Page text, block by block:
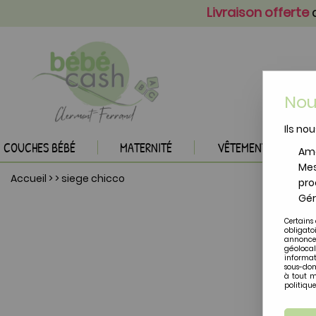
Livraison offerte
COUCHES BÉBÉ MATERNITÉ VÊTEMENTS BÉBÉ
Accueil > > siege chicco
Ils
Certains
sous-
à tout
politique